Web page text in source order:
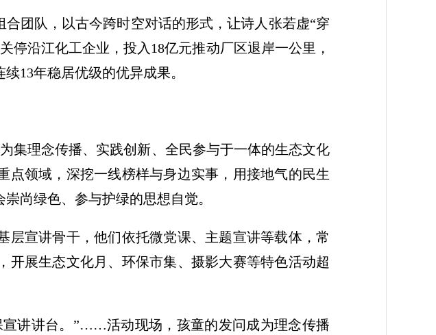
团队，以古今跨时空对话的形式，让诗人张若虚“穿
停沿江化工企业，投入18亿元推动厂区退岸一公里，
13年稳居优级的优异成果。
集理念传播、实践创新、全民参与于一体的生态文化
领域，深挖一线榜样与身边实事，用接地气的民生
尚绿色、参与护绿的思想自觉。
层宣讲骨干，他们依托微党课、主题宣讲等载体，常
展生态文化月、环保市集、摄影大赛等特色活动超
宣讲讲台。”……活动现场，孩童的发问成为理念传播